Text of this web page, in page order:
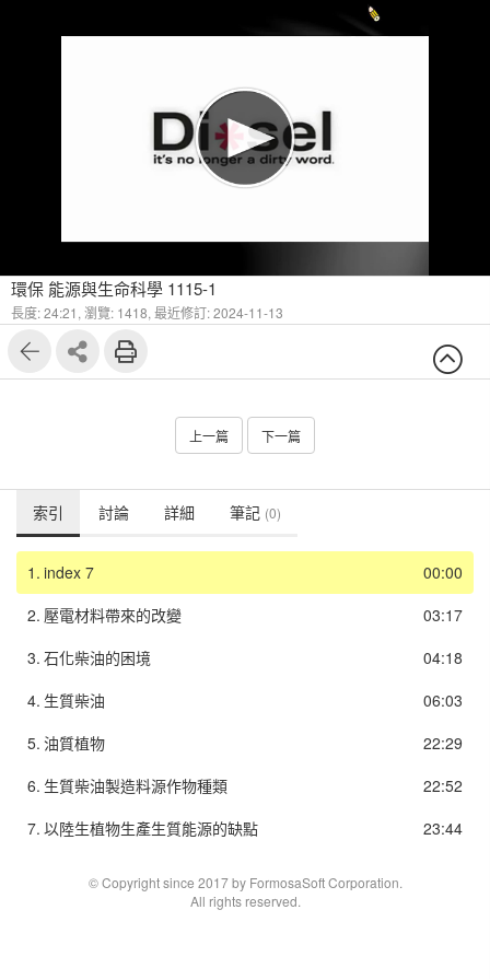
17
環保 能源與生命科學 1115-1
長度: 24:21, 瀏覽: 1418, 最近修訂: 2024-11-13
上一篇 下一篇
索引 討論 詳細 筆記 (0)
00:00
1. index 7
03:17
2. 壓電材料帶來的改變
04:18
3. 石化柴油的困境
06:03
4. 生質柴油
22:29
5. 油質植物
22:52
6. 生質柴油製造料源作物種類
23:44
7. 以陸生植物生產生質能源的缺點
© Copyright since 2017 by FormosaSoft Corporation.
All rights reserved.